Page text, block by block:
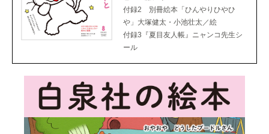
付録2 別冊絵本「ひんやりひやひ
や」大塚健太・小池壮太／絵
付録3『夏目友人帳』ニャンコ先生シ
ール